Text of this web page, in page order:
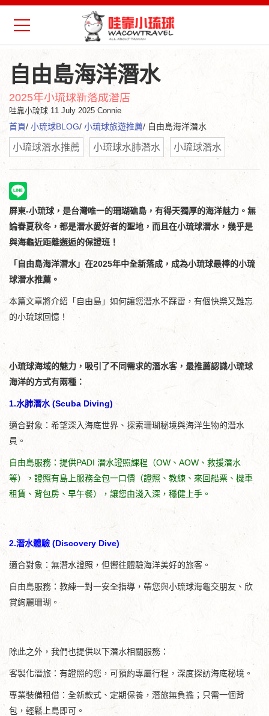
自由島海洋潛水
2025年小琉球新落成潛店
哇靠小琉球 11 July 2025 Connie
首頁/ 小琉球BLOG/ 小琉球旅遊推薦/ 自由島海洋潛水
小琉球潛水推薦 小琉球水肺潛水 小琉球潛水
屏東-小琉球，是台灣唯一的珊瑚礁島，有得天獨厚的海洋魅力。無
論春夏秋冬，都是潛水愛好者的聖地，而且在小琉球潛水，幾乎是
與海龜近距離邂逅的保證班！
「自由島海洋潛水」在2025年中全新落成，成為小琉球最棒的小琉
球潛水推薦。
本篇文章將介紹「自由島」如何讓您潛水不踩雷，有個快樂又難忘
的小琉球回憶！
小琉球海域的魅力，吸引了不同需求的潛水客，最推薦認識小琉球
海洋的方式有兩種：
1.水肺潛水 (Scuba Diving)
適合對象：希望深入海底世界、探索珊瑚秘境與海洋生物的潛水
員。
自由島服務：提供PADI 潛水證照課程（OW、AOW、救援潛水
等），證照有島上服務全包一口價（證照、教練、來回船票、機車
租賃、背包房、早午餐），讓您由淺入深，穩健上手。
2.潛水體驗 (Discovery Dive)
適合對象：無潛水證照，但嚮往體驗海洋美好的旅客。
自由島服務：教練一對一安全指導，帶您與小琉球海龜交朋友、欣
賞絢麗珊瑚。
除此之外，我們也提供以下潛水相關服務：
客製化潛旅：有證照的您，可預約專屬行程，深度探訪海底秘境。
專業裝備租借：全新款式、定期保養，潛旅無負擔；只需一個背
包，輕鬆上島即可。